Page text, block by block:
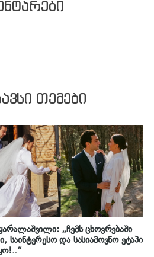
თემები
„ჩემს ცხოვრებაში
საინტერესო და სასიამოვნო ეტაპი